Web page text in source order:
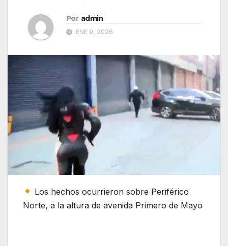
Por admin
ENE 9, 2026
Los hechos ocurrieron sobre Periférico
Norte, a la altura de avenida Primero de Mayo